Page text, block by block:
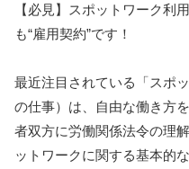
【必見】スポットワーク利
も“雇用契約”です！
最近注目されている「スポ
の仕事）は、自由な働き方
者双方に労働関係法令の理
ットワークに関する基本的